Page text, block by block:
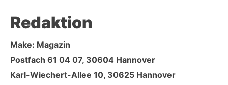
Redaktion
Make: Magazin
Postfach 61 04 07, 30604 Hannover
Karl-Wiechert-Allee 10, 30625 Hannover